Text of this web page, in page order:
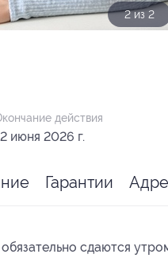
1 из 2
действия
июня 2026 г.
Гарантии
сдаются